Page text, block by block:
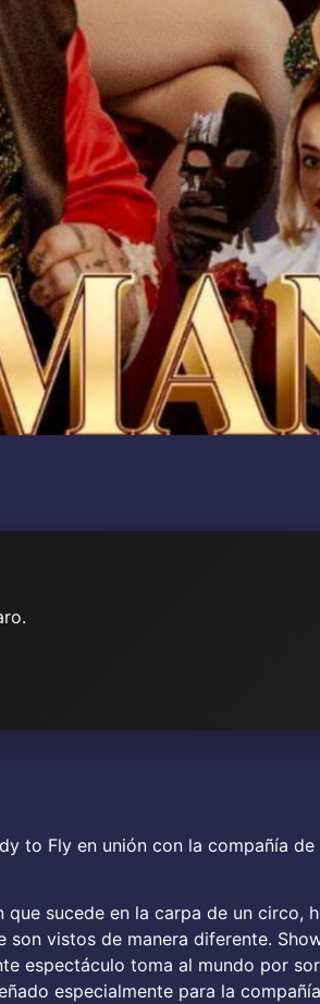
to Fly en unión con la compañía
sucede en la carpa de un circo,
vistos de manera diferente.
espectáculo toma al mundo por
especialmente para la